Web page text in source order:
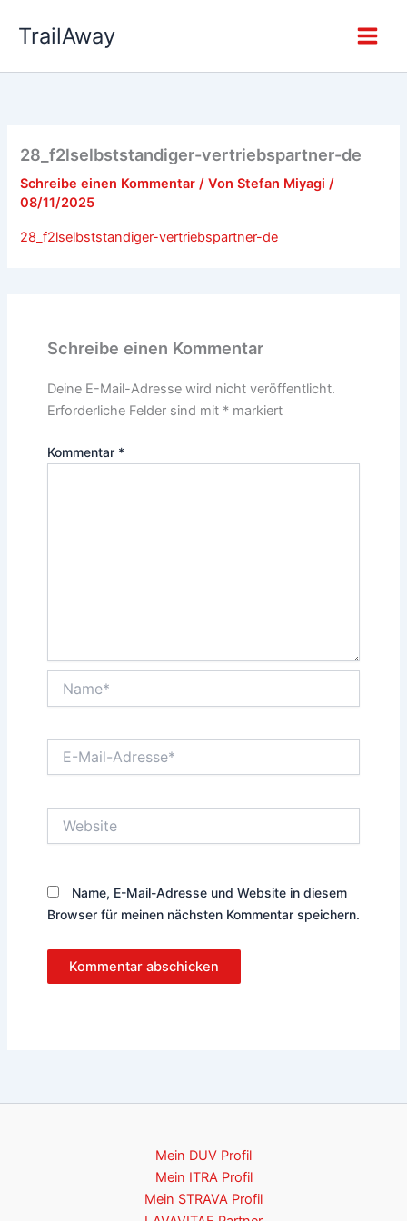
InhaltTrailAway
28_f2lselbststandiger-vertriebspartner-de
Schreibe einen Kommentar / VonStefan Miyagi/
08/11/2025
28_f2lselbststandiger-vertriebspartner-de
Schreibe einen Kommentar
Deine E-Mail-Adresse wird nicht veröffentlicht.
Erforderliche Felder sind mit *markiert
Kommentar *
Mail-
Name, E-Mail-Adresse und Website in diesem
Browser für meinen nächsten Kommentar speichern.
Mein DUV Profil
Mein ITRA Profil
Mein STRAVA Profil